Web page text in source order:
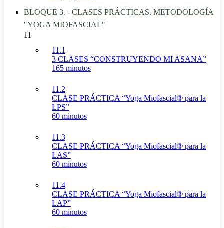
BLOQUE 3. - CLASES PRÁCTICAS. METODOLOGÍA
"YOGA MIOFASCIAL"
11
11.1
3 CLASES “CONSTRUYENDO MI ASANA”
165 minutos
11.2
CLASE PRÁCTICA “Yoga Miofascial® para la
LPS”
60 minutos
11.3
CLASE PRÁCTICA “Yoga Miofascial® para la
LAS”
60 minutos
11.4
CLASE PRÁCTICA “Yoga Miofascial® para la
LAP”
60 minutos